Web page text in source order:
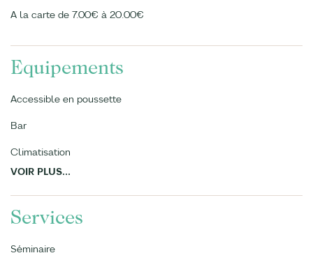
A la carte de 7.00€ à 20.00€
Equipements
Accessible en poussette
Bar
Climatisation
VOIR PLUS...
Services
Séminaire